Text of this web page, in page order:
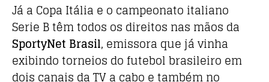
Já a Copa Itália e o campeonato italiano
Serie B têm todos os direitos nas mãos da
SportyNet Brasil, emissora que já vinha
exibindo torneios do futebol brasileiro em
dois canais da TV a cabo e também no